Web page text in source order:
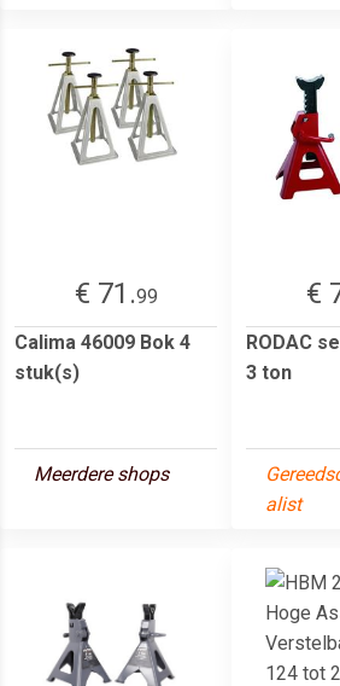
€ 71.99
Calima 46009 Bok 4
stuk(s)
Meerdere shops
€
RODAC
3 ton
alist